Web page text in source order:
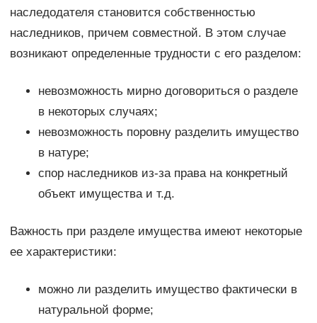
наследодателя становится собственностью
наследников, причем совместной. В этом случае
возникают определенные трудности с его разделом:
невозможность мирно договориться о разделе
в некоторых случаях;
невозможность поровну разделить имущество
в натуре;
спор наследников из-за права на конкретный
объект имущества и т.д.
Важность при разделе имущества имеют некоторые
ее характеристики:
можно ли разделить имущество фактически в
натуральной форме;